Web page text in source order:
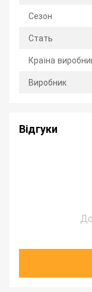
Сезон
Стать
Країна
Виробник
Відгуки